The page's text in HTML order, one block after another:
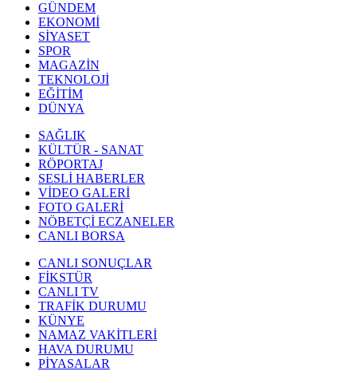
GÜNDEM
EKONOMİ
SİYASET
SPOR
MAGAZİN
TEKNOLOJİ
EĞİTİM
DÜNYA
SAĞLIK
KÜLTÜR - SANAT
RÖPORTAJ
SESLİ HABERLER
VİDEO GALERİ
FOTO GALERİ
NÖBETÇİ ECZANELER
CANLI BORSA
CANLI SONUÇLAR
FİKSTÜR
CANLI TV
TRAFİK DURUMU
KÜNYE
NAMAZ VAKİTLERİ
HAVA DURUMU
PİYASALAR